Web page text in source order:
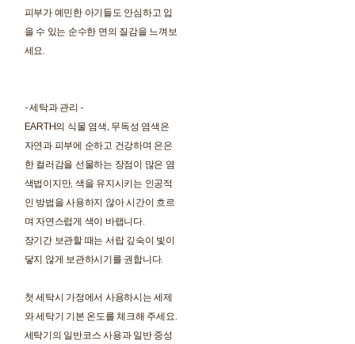
피부가 예민한 아기들도 안심하고 입
을 수 있는 순수한 면의 질감을 느껴보
세요.
- 세탁과 관리 -
EARTH의 식물 염색, 무독성 염색은
자연과 피부에 순하고 건강하며 은은
한 컬러감을 선물하는 장점이 많은 염
색법이지만, 색을 유지시키는 인공적
인 방법을 사용하지 않아 시간이 흐르
며 자연스럽게 색이 바랩니다.
장기간 보관할 때는 서랍 깊숙이 빛이
닿지 않게 보관하시기를 권합니다.
첫 세탁시 가정에서 사용하시는 세제
와 세탁기 기본 온도를 체크해 주세요.
세탁기의 일반코스 사용과 일반 중성